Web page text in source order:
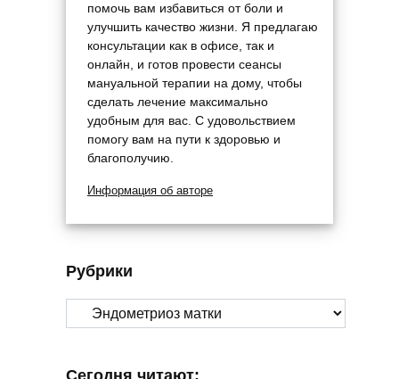
помочь вам избавиться от боли и
улучшить качество жизни. Я предлагаю
консультации как в офисе, так и
онлайн, и готов провести сеансы
мануальной терапии на дому, чтобы
сделать лечение максимально
удобным для вас. С удовольствием
помогу вам на пути к здоровью и
благополучию.
Информация об авторе
Рубрики
Рубрики
Сегодня читают: